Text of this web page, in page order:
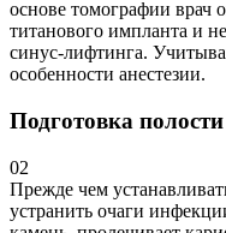
основе томографии врач
титанового импланта и
синус-лифтинга.
особенности анестезии.
Подготовка
02
Прежде чем
устранить очаги